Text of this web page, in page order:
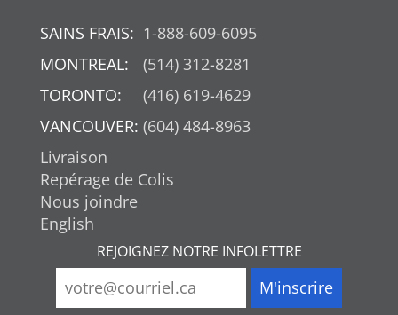
SAINS FRAIS: 1-888-609-6095
MONTREAL:
(514) 312-8281
TORONTO:
(416) 619-4629
VANCOUVER: (604) 484-8963
Livraison
Repérage de Colis
Nous joindre
English
REJOIGNEZ NOTRE INFOLETTRE